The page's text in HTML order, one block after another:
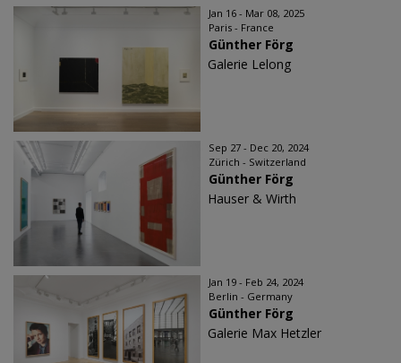
Jan 16 - Mar 08, 2025
Paris - France
Günther Förg
Galerie Lelong
Sep 27 - Dec 20, 2024
Zürich - Switzerland
Günther Förg
Hauser & Wirth
Jan 19 - Feb 24, 2024
Berlin - Germany
Günther Förg
Galerie Max Hetzler